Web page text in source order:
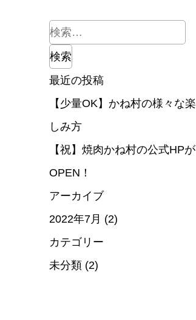
検
索:
最近の投稿
【少量OK】かね村の様々な楽
しみ方
【祝】焼肉かね村の公式HPが
OPEN！
アーカイブ
2022年7月 (2)
カテゴリー
未分類(2)